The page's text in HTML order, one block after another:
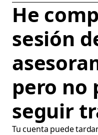
He
sesión
pero no
seguir
Tu cuenta puede